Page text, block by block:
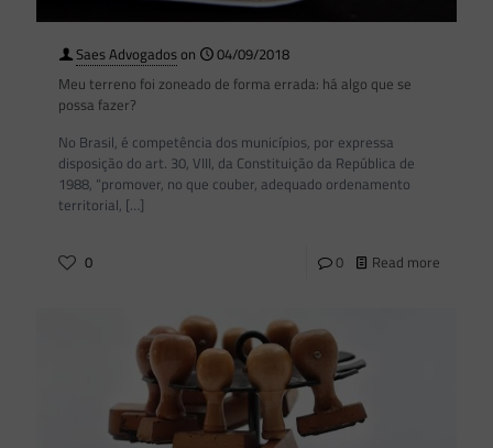
Saes Advogadoson
04/09/2018
Meu terreno foi zoneado de forma errada: há algo que se
possa fazer?
No Brasil, é competência dos municípios, por expressa
disposição do art. 30, VIII, da Constituição da República de
1988, “promover, no que couber, adequado ordenamento
territorial, […]
0 0 Read more